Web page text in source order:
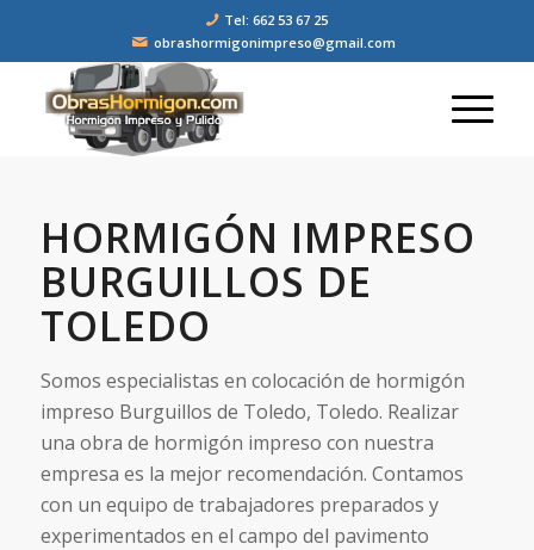
Tel: 662 53 67 25
obrashormigonimpreso@gmail.com
HORMIGÓN IMPRESO
BURGUILLOS DE
TOLEDO
Somos especialistas en colocación de hormigón
impreso Burguillos de Toledo, Toledo. Realizar
una obra de hormigón impreso con nuestra
empresa es la mejor recomendación. Contamos
con un equipo de trabajadores preparados y
experimentados en el campo del pavimento